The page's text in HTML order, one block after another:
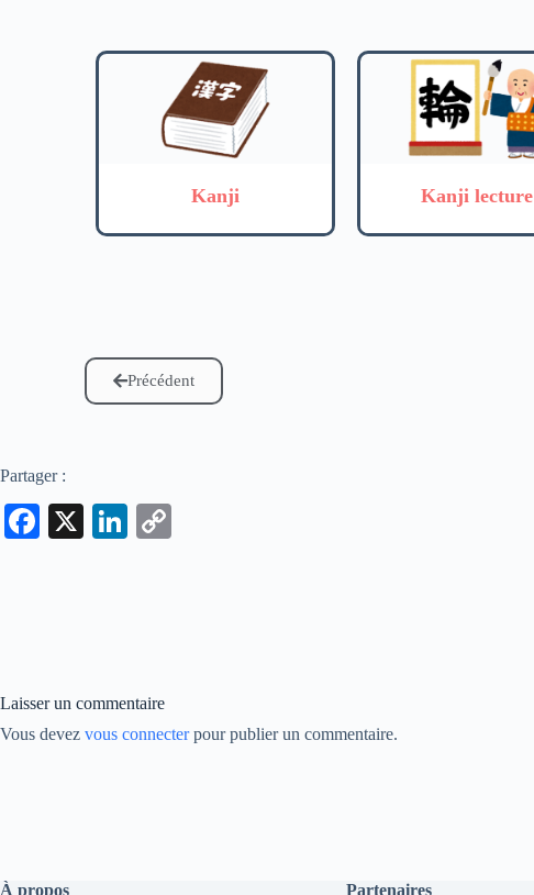
Kanji Kanji lecture
Précédent
Partager :
Fa
X
Li
Laisser un commentaire
Vous devez vous connecterpour publier un commentaire.
À propos Partenaires